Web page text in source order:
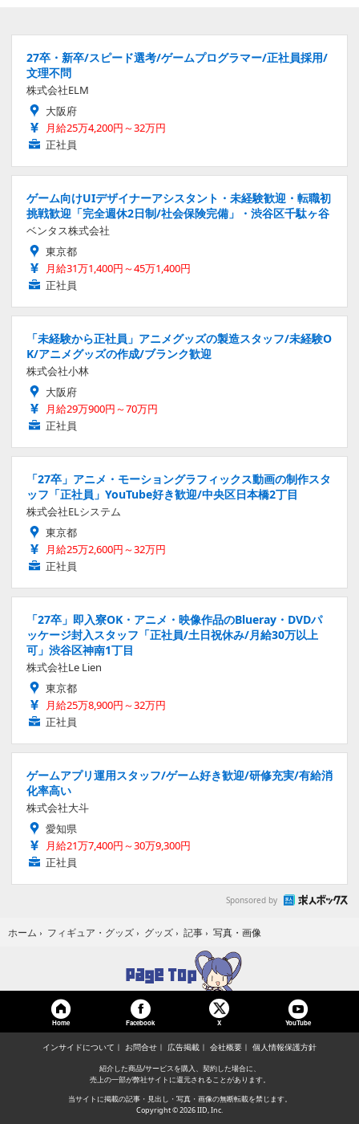
27卒・新卒/スピード選考/ゲームプログラマー/正社員採用/
文理不問
株式会社ELM
大阪府
月給25万4,200円～32万円
正社員
ゲーム向けUIデザイナーアシスタント・未経験歓迎・転職初
挑戦歓迎「完全週休2日制/社会保険完備」・渋谷区千駄ヶ谷
ベンタス株式会社
東京都
月給31万1,400円～45万1,400円
正社員
「未経験から正社員」アニメグッズの製造スタッフ/未経験O
K/アニメグッズの作成/ブランク歓迎
株式会社小林
大阪府
月給29万900円～70万円
正社員
「27卒」アニメ・モーショングラフィックス動画の制作スタ
ッフ「正社員」YouTube好き歓迎/中央区日本橋2丁目
株式会社ELシステム
東京都
月給25万2,600円～32万円
正社員
「27卒」即入寮OK・アニメ・映像作品のBlueray・DVDパ
ッケージ封入スタッフ「正社員/土日祝休み/月給30万以上
可」渋谷区神南1丁目
株式会社Le Lien
東京都
月給25万8,900円～32万円
正社員
ゲームアプリ運用スタッフ/ゲーム好き歓迎/研修充実/有給消
化率高い
株式会社大斗
愛知県
月給21万7,400円～30万9,300円
正社員
Sponsored by
ホーム › フィギュア・グッズ › グッズ › 記事 › 写真・画像
Home Facebook X YouTube
インサイドについて お問合せ 広告掲載 会社概要 個人情報保護方針
紹介した商品/サービスを購入、契約した場合に、
売上の一部が弊社サイトに還元されることがあります。
当サイトに掲載の記事・見出し・写真・画像の無断転載を禁じます。
Copyright © 2026 IID, Inc.